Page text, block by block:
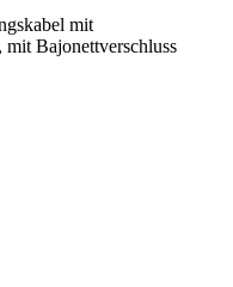
mit
mit Bajonettverschluss